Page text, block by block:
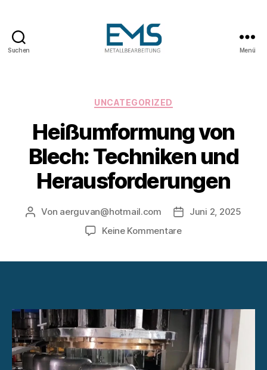
Suchen Menü
Kategorien
UNCATEGORIZED
Heißumformung von
Blech: Techniken und
Herausforderungen
Beitragsautor
Von aerguvan@hotmail.com
Juni 2, 2025
Keine Kommentarezu
Herausforderungen